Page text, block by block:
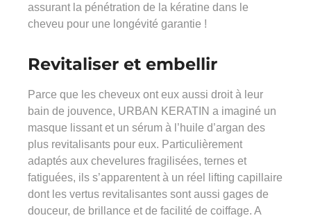
assurant la pénétration de la kératine dans le
cheveu pour une longévité garantie !
Revitaliser et embellir
Parce que les cheveux ont eux aussi droit à leur
bain de jouvence, URBAN KERATIN a imaginé un
masque lissant et un sérum à l’huile d’argan des
plus revitalisants pour eux. Particulièrement
adaptés aux chevelures fragilisées, ternes et
fatiguées, ils s’apparentent à un réel lifting capillaire
dont les vertus revitalisantes sont aussi gages de
douceur, de brillance et de facilité de coiffage. A